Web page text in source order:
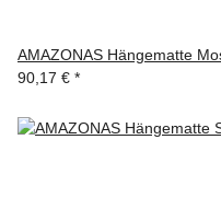
AMAZONAS Hängematte
90,17 € *